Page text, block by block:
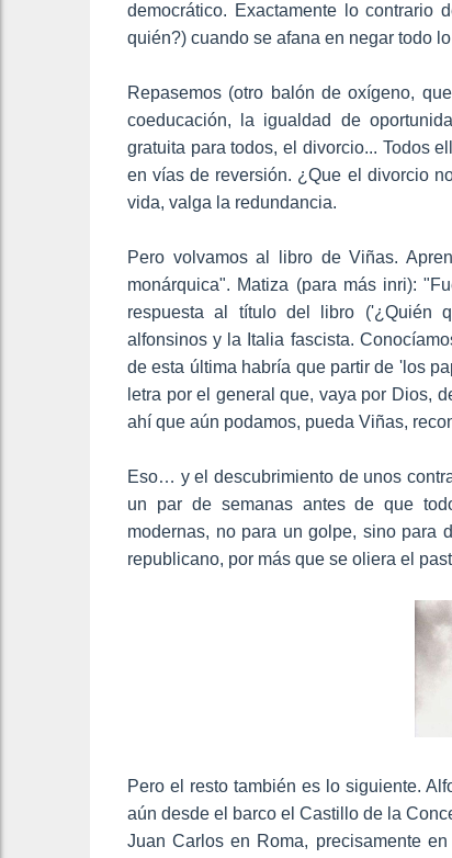
democrático. Exactamente lo
quién?) cuando se afana en negar todo
Repasemos (otro balón de oxígeno,
coeducación, la igualdad de
gratuita para todos, el divorcio... Todos
en vías de reversión. ¿Que el divorcio
vida, valga la redundancia.
Pero volvamos al libro de Viñas.
monárquica". Matiza (para más inri):
respuesta al título del libro ('¿Quién
alfonsinos y la Italia fascista.
de esta última habría que partir de 'los
letra por el general que, vaya por Dios,
ahí que aún podamos, pueda Viñas,
Eso… y el descubrimiento de unos
un par de semanas antes de que
modernas, no para un golpe, sino para
republicano, por más que se oliera el
Pero el resto también es lo siguiente.
aún desde el barco el Castillo de la
Juan Carlos en Roma, precisamente